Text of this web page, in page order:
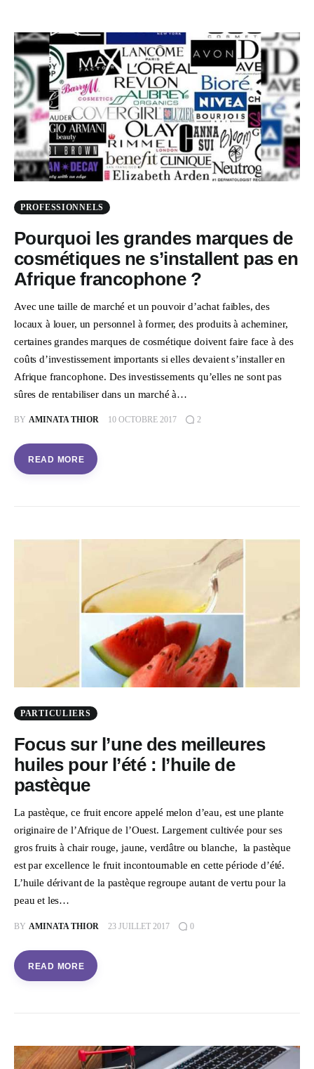
PROFESSIONNELS
Pourquoi les grandes marques de
cosmétiques ne s’installent pas en
Afrique francophone ?
Avec une taille de marché et un pouvoir d’achat faibles, des
locaux à louer, un personnel à former, des produits à acheminer,
certaines grandes marques de cosmétique doivent faire face à des
coûts d’investissement importants si elles devaient s’installer en
Afrique francophone. Des investissements qu’elles ne sont pas
sûres de rentabiliser dans un marché à…
BY AMINATA THIOR 10 OCTOBRE 2017 2
READ MORE
PARTICULIERS
Focus sur l’une des meilleures
huiles pour l’été : l’huile de
pastèque
La pastèque, ce fruit encore appelé melon d’eau, est une plante
originaire de l’Afrique de l’Ouest. Largement cultivée pour ses
gros fruits à chair rouge, jaune, verdâtre ou blanche, la pastèque
est par excellence le fruit incontournable en cette période d’été.
L’huile dérivant de la pastèque regroupe autant de vertu pour la
peau et les…
BY AMINATA THIOR 23 JUILLET 2017 0
READ MORE